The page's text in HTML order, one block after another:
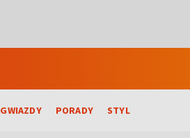
GWIAZDY PORADY STYL